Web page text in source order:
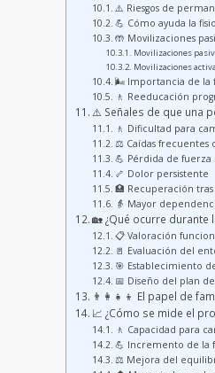
⚠️ Riesgos de
💪 Cómo ayuda la
🤲 Movilizaciones
Movilizaciones
Movilizaciones
🌬️ Importancia de la
🚶 Reeducación
⚠️ Señales de que una
🚶 Dificultad para
⚖️ Caídas
💪 Pérdida de fuerza
🦴 Dolor persistente
🏥 Recuperación
👵 Mayor
🏡 ¿Qué ocurre
📋 Valoración
🚪 Evaluación del
🎯 Establecimiento
📅 Diseño del plan
👨‍👩‍👧‍👦 El papel de
📈 ¿Cómo se mide el
🚶 Capacidad para
💪 Incremento de la
⚖️ Mejora del